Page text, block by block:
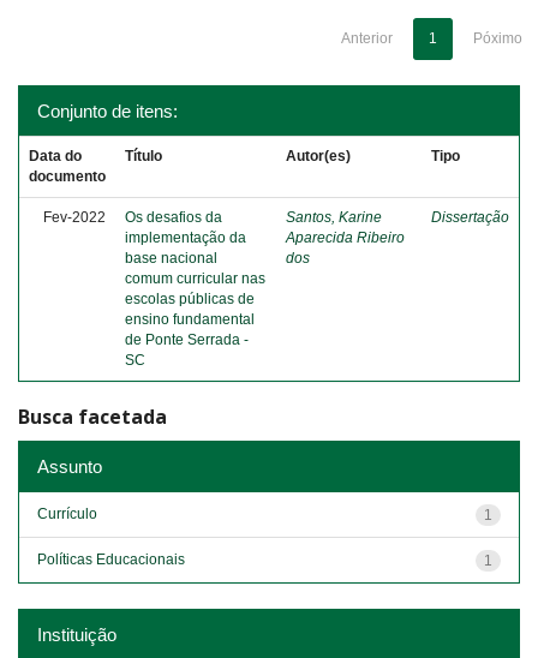
Anterior 1 Póximo
Conjunto de itens:
Data do
documento
Título Autor(es) Tipo
Fev-2022
Os desafios da
implementação da
base nacional
comum curricular nas
escolas públicas de
ensino fundamental
de Ponte Serrada -
SC
Santos, Karine
Aparecida Ribeiro
dos
Dissertação
Busca facetada
Assunto
1
Currículo
1
Políticas Educacionais
Instituição